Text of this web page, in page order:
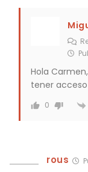
Hola
tener
0
rous